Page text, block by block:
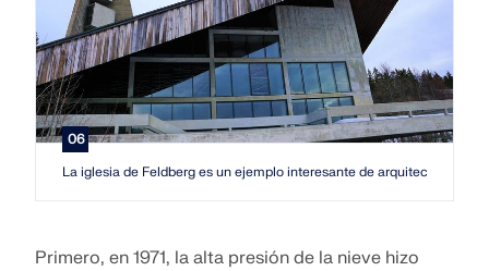
06
La iglesia de Feldberg es un ejemplo interesante de arquitectura
Primero, en 1971, la alta presión de la nieve hizo